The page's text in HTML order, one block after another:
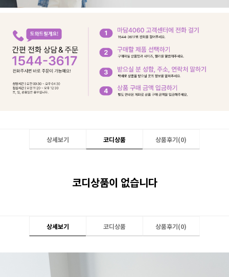
상세보기 코디상품 상품후기(0)
코디상품이 없습니다
상세보기 코디상품 상품후기(0)